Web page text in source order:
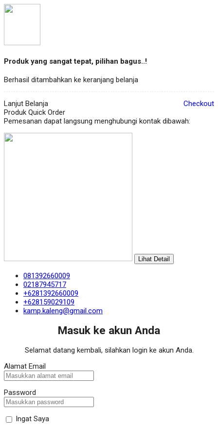
Produk yang sangat tepat, pilihan bagus..!
Berhasil ditambahkan ke keranjang belanja
Lanjut Belanja
Checkout
Produk Quick Order
Pemesanan dapat langsung menghubungi kontak dibawah:
Lihat Detail
081392660009
02187945717
+6281392660009
+628159029109
kamp.kaleng@gmail.com
Masuk ke akun Anda
Selamat datang kembali, silahkan login ke akun Anda.
Alamat Email
Password
Ingat Saya